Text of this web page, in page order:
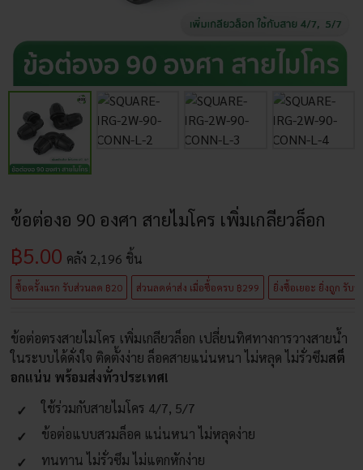
ข้อต่องอ 90 องศา สายไมโคร เพิ่มเกลียวล็อก
฿5.00
ซื้อครั้งแรก รับส่วนลด ฿20 ส่วนลดค่าส่ง เมื่อซื้่อครบ ฿299 ยิ่งซื้อเยอะ ยิ่งถูก รับ
คลัง 2,196 ชิ้น
ข้อต่อตรงสายไมโคร เพิ่มเกลียวล็อก เปลี่ยนทิศทางการวางสายน้ำ
ในระบบได้ดั่งใจ ติดตั้งง่าย ล็อคสายแน่นหนา ไม่หลุด ไม่รั่วซึมสต็
อกแน่น พร้อมส่งทั่วประเทศ!
ใช้ร่วมกับสายไมโคร 4/7, 5/7
ข้อต่อแบบสวมล็อค แน่นหนา ไม่หลุดง่าย
ทนทาน ไม่รั่วซึม ไม่แตกหักง่าย